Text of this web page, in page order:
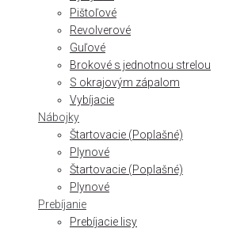
Pištoľové
Revolverové
Guľové
Brokové s jednotnou strelou
S okrajovým zápalom
Vybíjacie
Nábojky
Štartovacie (Poplašné)
Plynové
Štartovacie (Poplašné)
Plynové
Prebíjanie
Prebíjacie lisy